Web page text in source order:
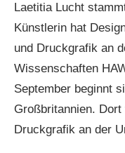
Laetitia Lucht
Künstlerin hat
und Druckgrafik an
Wissenschaften
September beginnt
Großbritannien.
Druckgrafik an der